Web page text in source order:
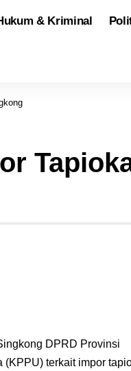
& Kriminal
DPRD Provinsi
terkait impor